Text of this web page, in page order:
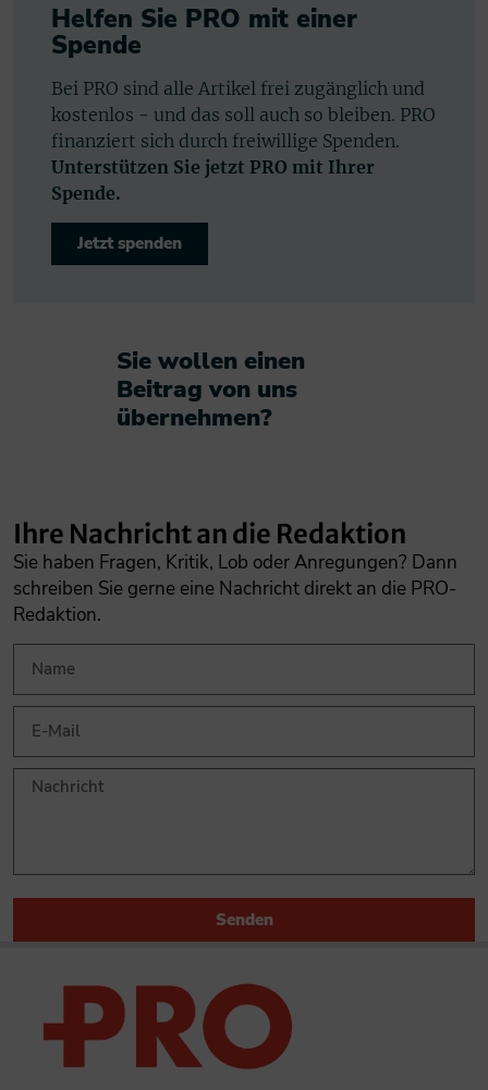
Helfen Sie PRO mit einer
Spende
Bei PRO sind alle Artikel frei zugänglich und
kostenlos - und das soll auch so bleiben. PRO
finanziert sich durch freiwillige Spenden.
Unterstützen Sie jetzt PRO mit Ihrer
Spende.
Jetzt spenden
Sie wollen einen
Beitrag von uns
übernehmen?​
Ihre Nachricht an die Redaktion
Sie haben Fragen, Kritik, Lob oder Anregungen? Dann
schreiben Sie gerne eine Nachricht direkt an die PRO-
Redaktion.
Senden